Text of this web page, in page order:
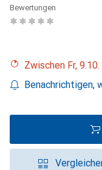
Bewertungen
Zwischen Fr,
Benachrichtigen,